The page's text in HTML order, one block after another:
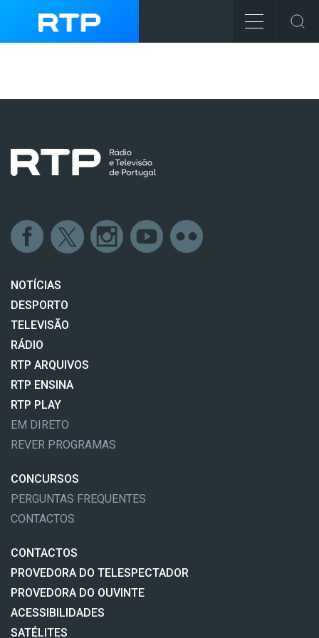
NOTÍCIAS
DESPORTO
TELEVISÃO
RÁDIO
RTP ARQUIVOS
RTP ENSINA
RTP PLAY
EM DIRETO
REVER PROGRAMAS
CONCURSOS
PERGUNTAS FREQUENTES
CONTACTOS
CONTACTOS
PROVEDORA DO TELESPECTADOR
PROVEDORA DO OUVINTE
ACESSIBILIDADES
SATÉLITES